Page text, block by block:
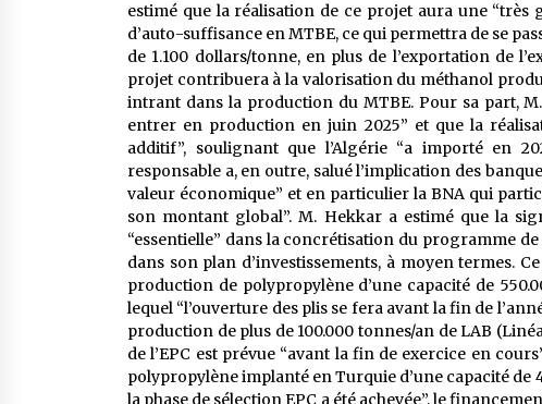
estimé que la réalisation de ce projet aura une
d’auto-suffisance en MTBE, ce qui permettra de se
de 1.100 dollars/tonne, en plus de l’exportation de
projet contribuera à la valorisation du méthanol
intrant dans la production du MTBE. Pour sa part,
entrer en production en juin 2025” et que la
additif”, soulignant que l’Algérie “a importé en
responsable a, en outre, salué l’implication des
valeur économique” et en particulier la BNA qui
son montant global”. M. Hekkar a estimé que la
“essentielle” dans la concrétisation du programme
dans son plan d’investissements, à moyen termes.
production de polypropylène d’une capacité de
lequel “l’ouverture des plis se fera avant la fin de
production de plus de 100.000 tonnes/an de LAB
de l’EPC est prévue “avant la fin de exercice en
polypropylène implanté en Turquie d’une capacité de
la phase de sélection EPC a été achevée”, le